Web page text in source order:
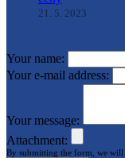
21. 5. 2023
Your name:
Your e-mail address:
Your message:
Attachment:
By submitting the form, we will